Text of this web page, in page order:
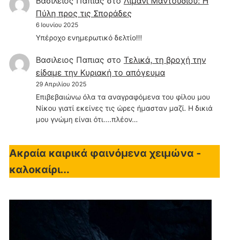
Πύλη προς τις Σποράδες
6 Ιουνίου 2025
Υπέροχο ενημερωτικό δελτίο!!!
Βασιλειος Παπιας στο Τελικά, τη βροχή την
είδαμε την Κυριακή το απόγευμα
29 Απριλίου 2025
Επιβεβαιώνω όλα τα αναγραφόμενα του φίλου μου
Νίκου γιατί εκείνες τις ώρες ήμασταν μαζί. Η δικιά
μου γνώμη είναι ότι....πλέον…
Ακραία καιρικά φαινόμενα χειμώνα -
καλοκαίρι...